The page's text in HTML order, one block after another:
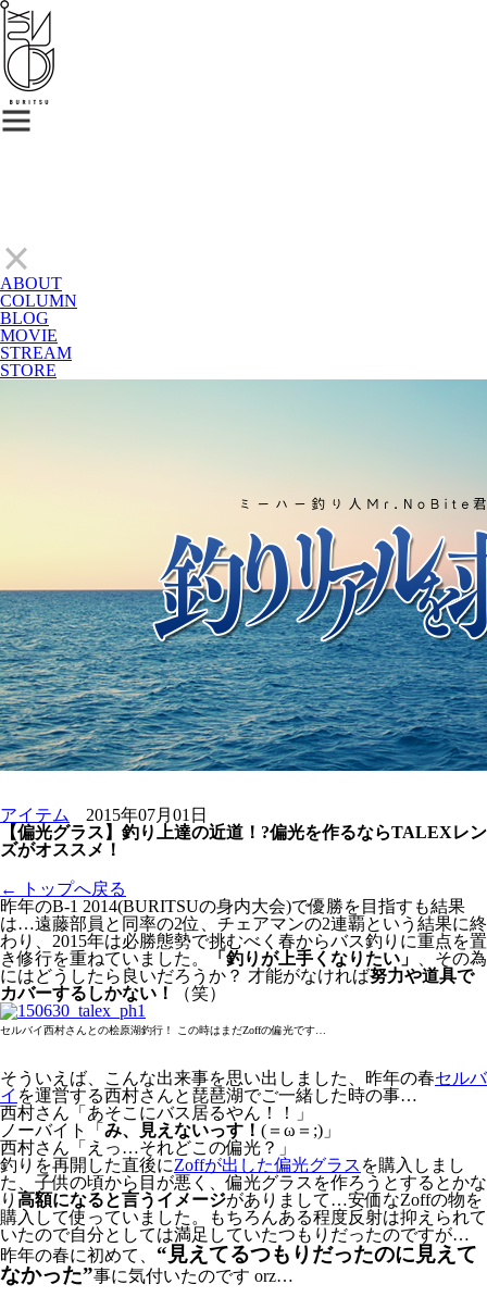
ABOUT
COLUMN
BLOG
MOVIE
STREAM
STORE
アイテム
2015年07月01日
【偏光グラス】釣り上達の近道！?偏光を作るならTALEXレン
ズがオススメ！
← トップへ戻る
昨年のB-1 2014(BURITSUの身内大会)で優勝を目指すも結果
は…遠藤部員と同率の2位、チェアマンの2連覇という結果に終
わり、2015年は必勝態勢で挑むべく春からバス釣りに重点を置
き修行を重ねていました。
「釣りが上手くなりたい」
、その為
にはどうしたら良いだろうか？ 才能がなければ努力や道具で
カバーするしかない！
（笑）
セルバイ西村さんとの桧原湖釣行！ この時はまだZoffの偏光です…
そういえば、こんな出来事を思い出しました、昨年の春セルバ
イ を運営する西村さんと琵琶湖でご一緒した時の事…
西村さん「あそこにバス居るやん！！」
ノーバイト「 み、見えないっす！ (＝ω＝;)」
西村さん「えっ…それどこの偏光？」
釣りを再開した直後にZoffが出した偏光グラス を購入しまし
た、子供の頃から目が悪く、偏光グラスを作ろうとするとかな
り 高額になると言うイメージがありまして…安価なZoffの物を
購入して使っていました。もちろんある程度反射は抑えられて
いたので自分としては満足していたつもりだったのですが…
昨年の春に初めて、 “見えてるつもりだったのに見えて
なかった”事に気付いたのです orz…